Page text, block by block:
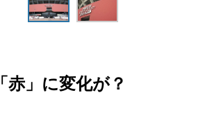
」に変化が？